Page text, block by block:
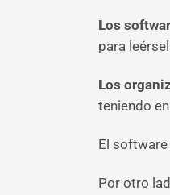
Los
para
Los
teniendo
El
Por otro